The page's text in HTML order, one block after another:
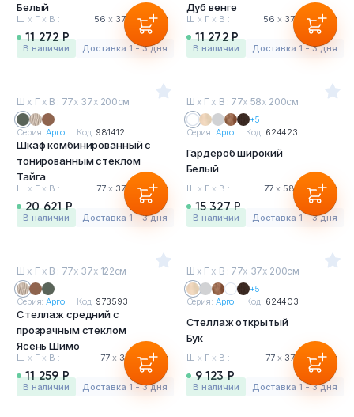
Белый
Ш х Г х В : 56 х37 200 см
11 272 Р
в наличии Доставка 1 - 3 дня
Дуб венге
Ш х Г х В : 56 х 37 200 см
11 272 Р
в наличии Доставка 1 - 3 дня
Ш х Г х В : 77х 37х 200см
Серия:Арго Код: 981412
Шкаф комбинированный с
тонированным стеклом
Тайга
Ш х Г х В : 77 х37 200 см
20 621 Р
в наличии Доставка 1 - 3 дня
Ш х Г х В : 77х 58х 200см
+5
Серия: Арго Код: 624423
Гардероб широкий
Белый
Ш х Г х В : 77 х 58 200 см
15 327 Р
в наличии Доставка 1 - 3 дня
Ш х Г х В : 77х 37х 122см
Серия:Арго Код: 973593
Стеллаж средний с
прозрачным стеклом
Ясень Шимо
Ш х Г х В : 77 х37 122 см
11 259 Р
в наличии Доставка 1 - 3 дня
Ш х Г х В : 77х 37х 200см
+5
Серия: Арго Код: 624403
Стеллаж открытый
Бук
Ш х Г х В : 77 х 37 200 см
9 123 Р
в наличии Доставка 1 - 3 дня